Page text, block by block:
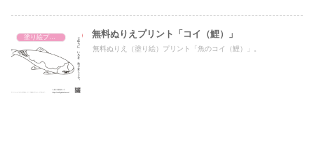
塗り絵プリント 無料ぬりえプリント「コイ（鯉）」
無料ぬりえ（塗り絵）プリント「魚のコイ（鯉）」。